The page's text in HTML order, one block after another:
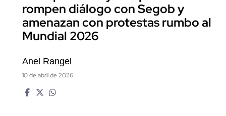
rompen diálogo con Segob y
amenazan con protestas rumbo al
Mundial 2026
Anel Rangel
10 de abril de 2026